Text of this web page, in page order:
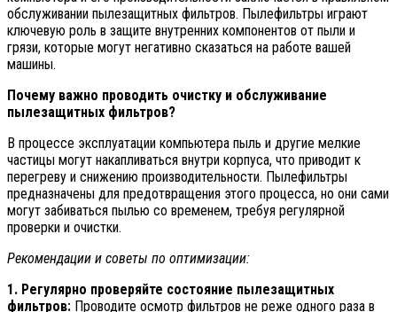
обслуживании пылезащитных фильтров. Пылефильтры играют
ключевую роль в защите внутренних компонентов от пыли и
грязи, которые могут негативно сказаться на работе вашей
машины.
Почему важно проводить очистку и обслуживание
пылезащитных фильтров?
В процессе эксплуатации компьютера пыль и другие мелкие
частицы могут накапливаться внутри корпуса, что приводит к
перегреву и снижению производительности. Пылефильтры
предназначены для предотвращения этого процесса, но они сами
могут забиваться пылью со временем, требуя регулярной
проверки и очистки.
Рекомендации и советы по оптимизации:
1. Регулярно проверяйте состояние пылезащитных
фильтров: Проводите осмотр фильтров не реже одного раза в